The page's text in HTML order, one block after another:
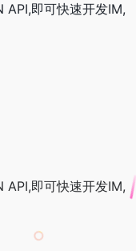
API,即可快速开发IM,
API,即可快速开发IM,